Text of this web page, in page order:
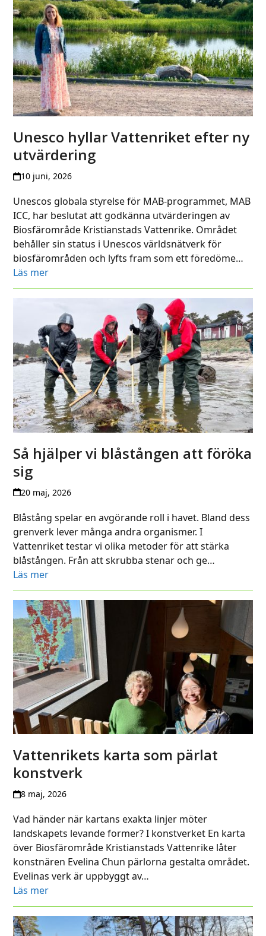
Unesco hyllar Vattenriket efter ny
utvärdering
10 juni, 2026
Unescos globala styrelse för MAB-programmet, MAB
ICC, har beslutat att godkänna utvärderingen av
Biosfärområde Kristianstads Vattenrike. Området
behåller sin status i Unescos världsnätverk för
biosfärområden och lyfts fram som ett föredöme…
Läs mer
Så hjälper vi blåstången att föröka
sig
20 maj, 2026
Blåstång spelar en avgörande roll i havet. Bland dess
grenverk lever många andra organismer. I
Vattenriket testar vi olika metoder för att stärka
blåstången. Från att skrubba stenar och ge…
Läs mer
Vattenrikets karta som pärlat
konstverk
8 maj, 2026
Vad händer när kartans exakta linjer möter
landskapets levande former? I konstverket En karta
över Biosfärområde Kristianstads Vattenrike låter
konstnären Evelina Chun pärlorna gestalta området.
Evelinas verk är uppbyggt av…
Läs mer